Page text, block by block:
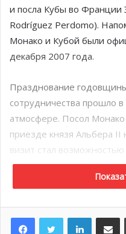
и посла Кубы во Франции
Rodríguez Perdomo).
Монако и Кубой были
декабря 2007 года.
Празднование
сотрудничества прошло
атмосфере. Посол
приезде князя Альбера II
визит стал
обеих стран в сфере
дружеских связях
Роз в 2016 году, тема
LinkedIn